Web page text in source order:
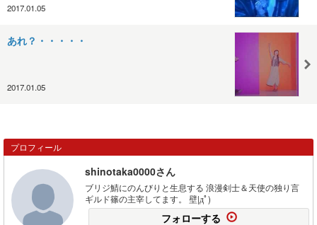
2017.01.05
あれ？・・・・・
2017.01.05
プロフィール
shinotaka0000さん
ブリジ鯖にのんびりと生息する 浪漫剣士＆天使の独り言
ギルド篠の主宰してます。 壁|дﾟ)
フォローする